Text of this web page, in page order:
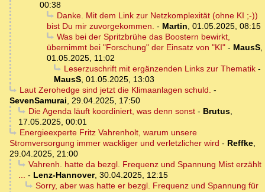
00:38
Danke. Mit dem Link zur Netzkomplexität (ohne KI ;-))
bist Du mir zuvorgekommen. - Martin 01.05.2025, 08:15
Was bei der Spritzbrühe das Boostern bewirkt,
übernimmt bei "Forschung" der Einsatz von "KI" - MausS
01.05.2025, 11:02
Leserzuschrift mit ergänzenden Links zur Thematik-
MausS 01.05.2025, 13:03
Laut Zerohedge sind jetzt die Klimaanlagen schuld. -
SevenSamurai
29.04.2025, 17:50
Die Agenda läuft koordiniert, was denn sonst- Brutus,
17.05.2025, 00:01
Energieexperte Fritz Vahrenholt, warum unsere
Stromversorgung immer wackliger und verletzlicher wird - Reffke
29.04.2025, 21:00
Vahrenh. hatte da bezgl. Frequenz und Spannung Mist erzählt
- Lenz-Hannover, 30.04.2025, 12:15
Sorry, aber was hatte er bezgl. Frequenz und Spannung für